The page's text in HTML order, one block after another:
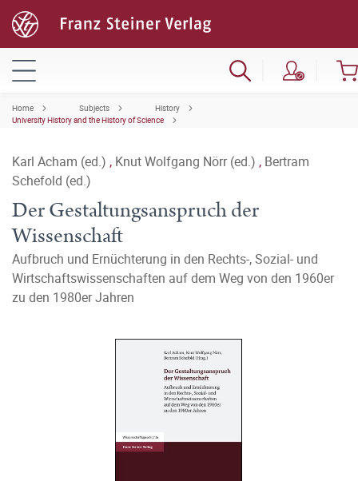
Home Subjects
History
University History and the History of Science
Karl Acham (ed.) , Knut Wolfgang Nörr (ed.) , Bertram
Schefold (ed.)
Der Gestaltungsanspruch der
Wissenschaft
Aufbruch und Ernüchterung in den Rechts-, Sozial- und
Wirtschaftswissenschaften auf dem Weg von den 1960er
zu den 1980er Jahren